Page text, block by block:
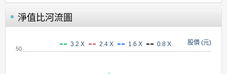
淨值比河流圖
股價 (元)
3.2 X 2.4 X 1.6 X 0.8 X
50